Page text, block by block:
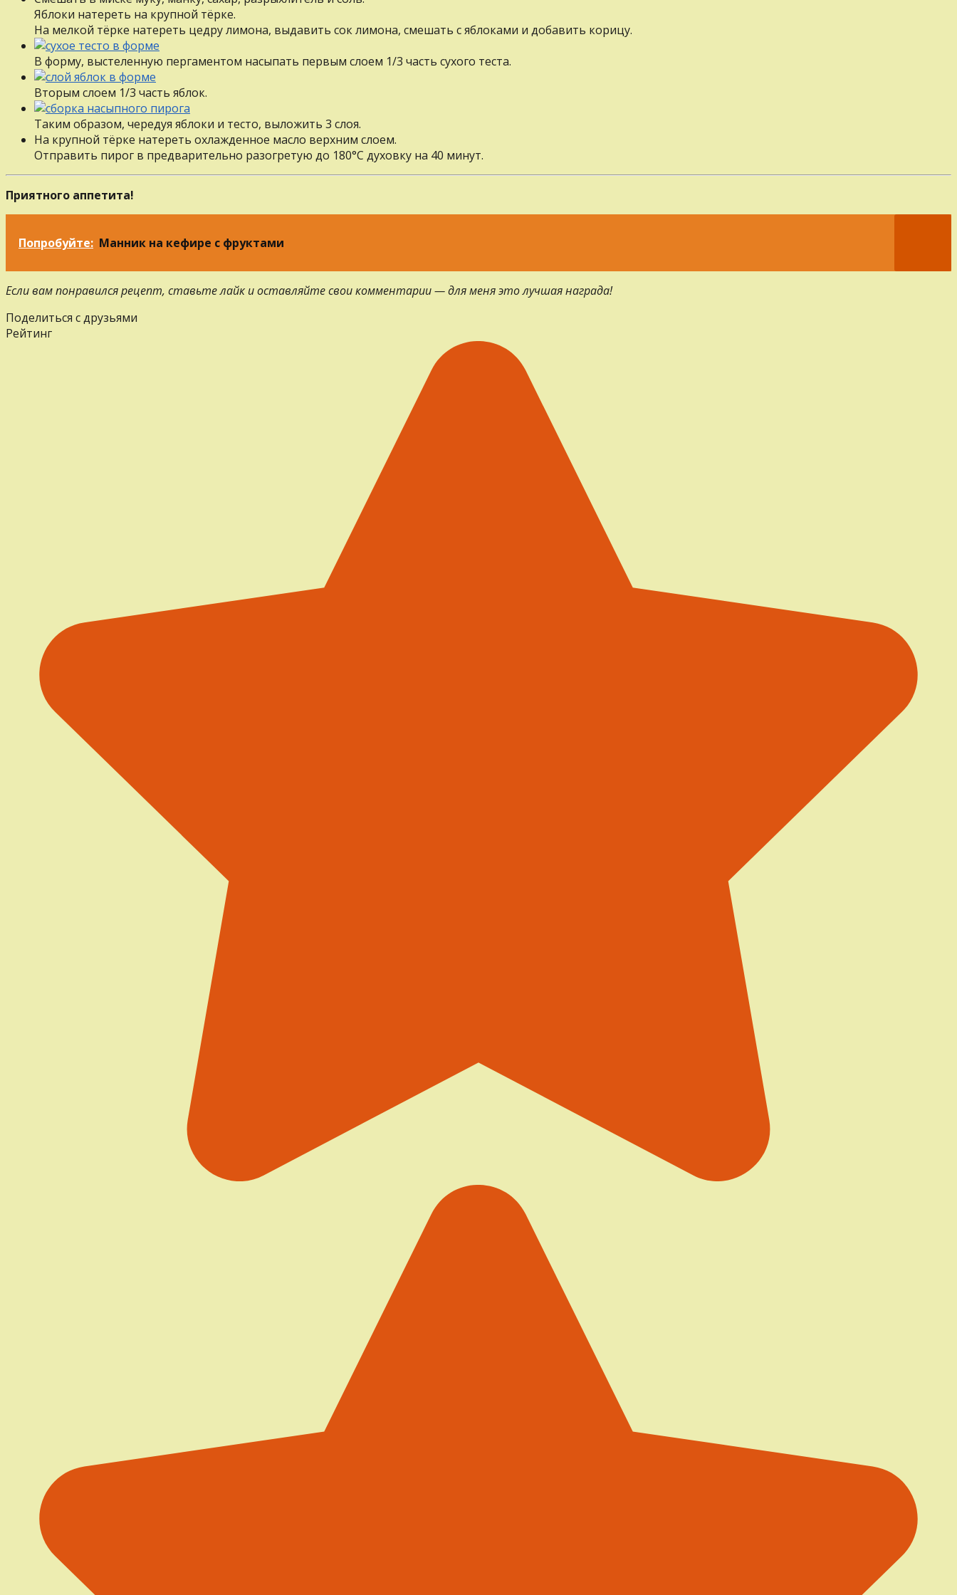
Яблоки натереть на крупной тёрке.
На мелкой тёрке натереть цедру лимона, выдавить сок лимона, смешать с яблоками и добавить корицу.
В форму, выстеленную пергаментом насыпать первым слоем 1/3 часть сухого теста.
Вторым слоем 1/3 часть яблок.
Таким образом, чередуя яблоки и тесто, выложить 3 слоя.
На крупной тёрке натереть охлажденное масло верхним слоем.
Отправить пирог в предварительно разогретую до 180°С духовку на 40 минут.
Приятного аппетита!
Попробуйте: Манник на кефире с фруктами
Если вам понравился рецепт, ставьте лайк и оставляйте свои комментарии — для меня это лучшая награда!
Поделиться с друзьями
Рейтинг